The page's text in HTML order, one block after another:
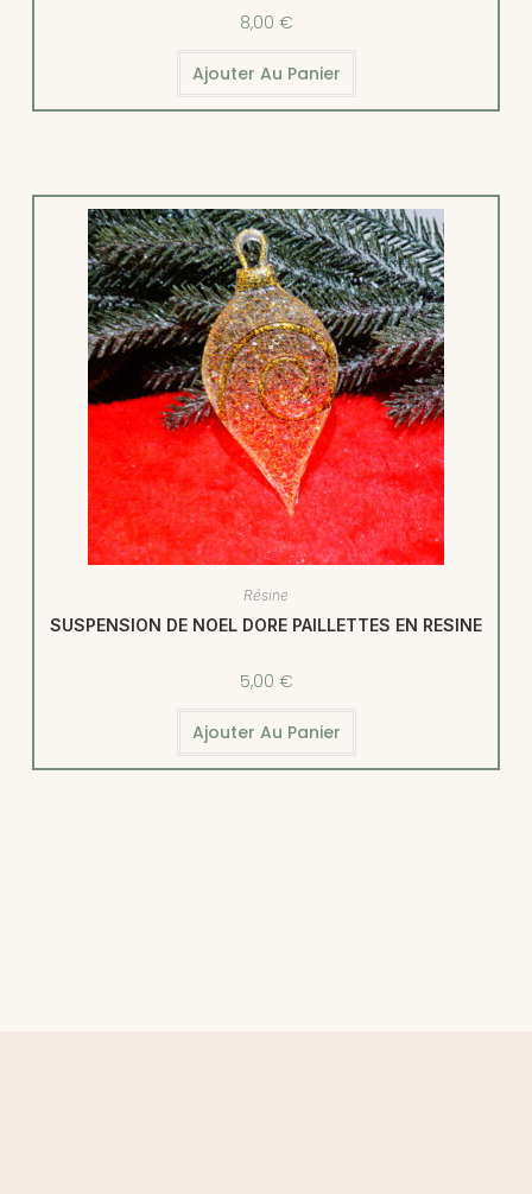
8,00 €
Ajouter Au Panier
Résine
SUSPENSION DE NOEL DORE PAILLETTES EN RESINE
5,00 €
Ajouter Au Panier